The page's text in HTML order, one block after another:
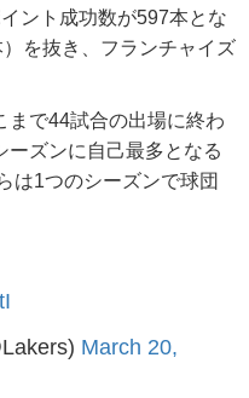
ント成功数が597本とな
を抜き、フランチャイズ
で44試合の出場に終わ
ーズンに自己最多となる
は1つのシーズンで球団
March 20,